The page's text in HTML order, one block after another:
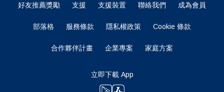
好友推薦獎勵 支援 支援裝置 聯絡我們 成為會員
部落格 服務條款 隱私權政策 Cookie 條款
合作夥伴計畫 企業專案 家庭方案
立即下載 App